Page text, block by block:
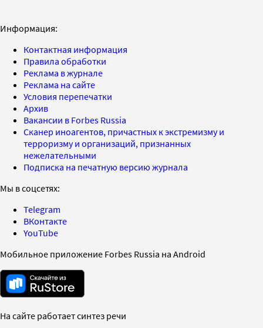
Информация:
Контактная информация
Правила обработки
Реклама в журнале
Реклама на сайте
Условия перепечатки
Архив
Вакансии в Forbes Russia
Сканер иноагентов, причастных к экстремизму и
терроризму и организаций, признанных
нежелательными
Подписка на печатную версию журнала
Мы в соцсетях:
Telegram
ВКонтакте
YouTube
Мобильное приложение Forbes Russia на Android
На сайте работает синтез речи